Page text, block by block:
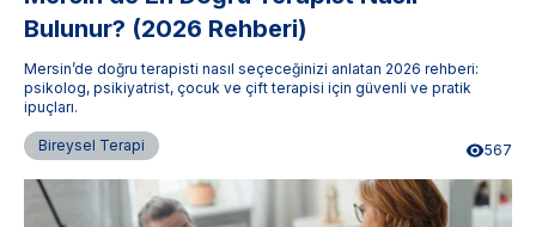
Bulunur? (2026 Rehberi)
Mersin’de doğru terapisti nasıl seçeceğinizi anlatan 2026 rehberi:
psikolog, psikiyatrist, çocuk ve çift terapisi için güvenli ve pratik
ipuçları.
Bireysel Terapi 567